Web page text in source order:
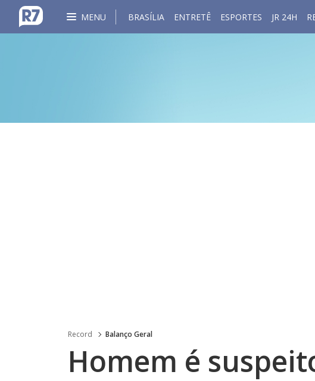
MENU BRASÍLIA ENTRETÊ ESPORTES JR 24H
Record Balanço Geral
Homem é